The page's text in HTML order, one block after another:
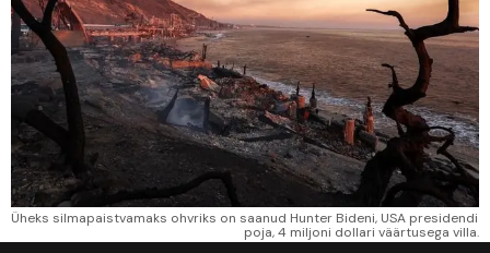
Üheks silmapaistvamaks ohvriks on saanud Hunter Bideni, USA presidendi
poja, 4 miljoni dollari väärtusega villa.